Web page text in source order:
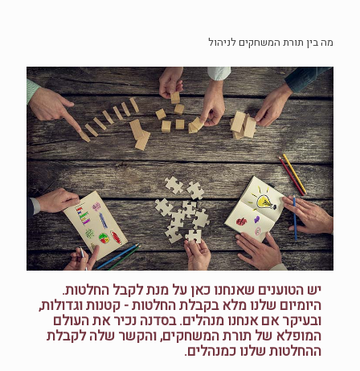
מה בין תורת המשחקים לניהול
יש הטוענים שאנחנו כאן על מנת לקבל החלטות.
היומיום שלנו מלא בקבלת החלטות - קטנות וגדולות,
ובעיקר אם אנחנו מנהלים. בסדנה נכיר את העולם
המופלא של תורת המשחקים, והקשר שלה לקבלת
ההחלטות שלנו כמנהלים.